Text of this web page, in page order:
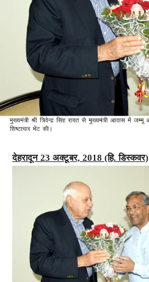
देहरादून 23 अक्टूबर, 2018 (हि. डिस्कवर)